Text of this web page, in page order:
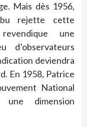
Mais dès 1956,
rejette cette
une
d’observateurs
deviendra
En 1958, Patrice
National
une dimension